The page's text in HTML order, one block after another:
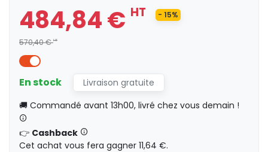
411,09 €
0,00 € HT
484,84 € HT
570,40 €HT
- 15%
En stock
Livraison gratuite
🚚 Commandé avant 13h00, livré chez vous demain !
👉 Cashback
Cet achat vous fera gagner 11,64 €.